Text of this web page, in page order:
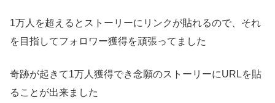
1万人を超えるとストーリーにリンクが貼れるので、それ
を目指してフォロワー獲得を頑張ってました
奇跡が起きて1万人獲得でき念願のストーリーにURLを貼
ることが出来ました